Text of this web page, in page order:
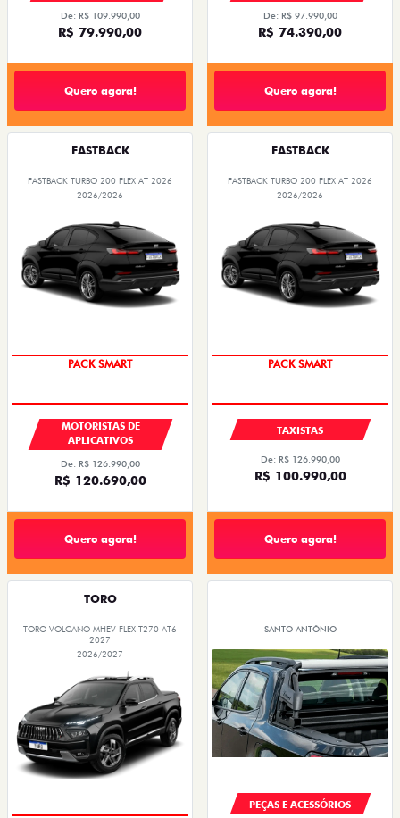
De: R$ 109.990,00
R$ 79.990,00
Quero agora!
De: R$ 97.990,00
R$ 74.390,00
Quero agora!
FASTBACK
FASTBACK TURBO 200 FLEX AT 2026
2026/2026
PACK SMART
MOTORISTAS DE
APLICATIVOS
De: R$ 126.990,00
R$ 120.690,00
Quero agora!
FASTBACK
FASTBACK TURBO 200 FLEX AT 2026
2026/2026
PACK SMART
TAXISTAS
De: R$ 126.990,00
R$ 100.990,00
Quero agora!
TORO
TORO VOLCANO MHEV FLEX T270 AT6
2027
2026/2027
SANTO ANTÔNIO
PEÇAS E ACESSÓRIOS